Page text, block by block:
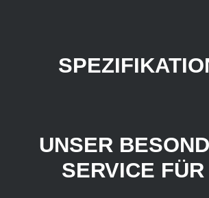
UNSER
SERVICE